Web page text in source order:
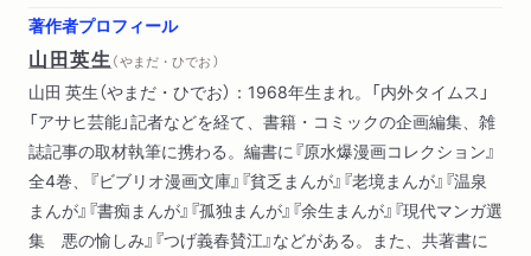
武蔵 つげ忠男
ふじが咲いた 楠勝平
四
ペコロスの母に会いに行く（抄） 岡野雄一
五月の風の下 うらたじゅん
田辺のつる 高野文子
著作者プロフィール
山田英生（ やまだ・ひでお ）
山田 英生（やまだ・ひでお）：1968年生まれ。「内外タイムス」
「アサヒ芸能」記者などを経て、書籍・コミックの企画編集、雑
誌記事の取材執筆に携わる。編書に『原水爆漫画コレクション』
全4巻、『ビブリオ漫画文庫』『貧乏まんが』『老境まんが』『温泉
まんが』『書痴まんが』『孤独まんが』『余生まんが』『現代マンガ選
集 悪の愉しみ』『つげ義春賛江』などがある。また、共著書に